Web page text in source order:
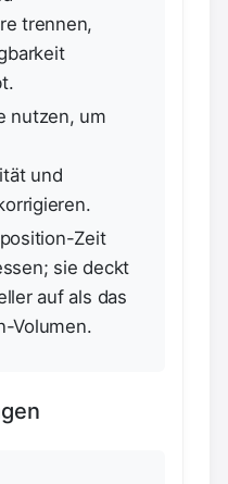
trennen,
nutzen, um
und
Zeit
sie deckt
auf als das
Volumen.